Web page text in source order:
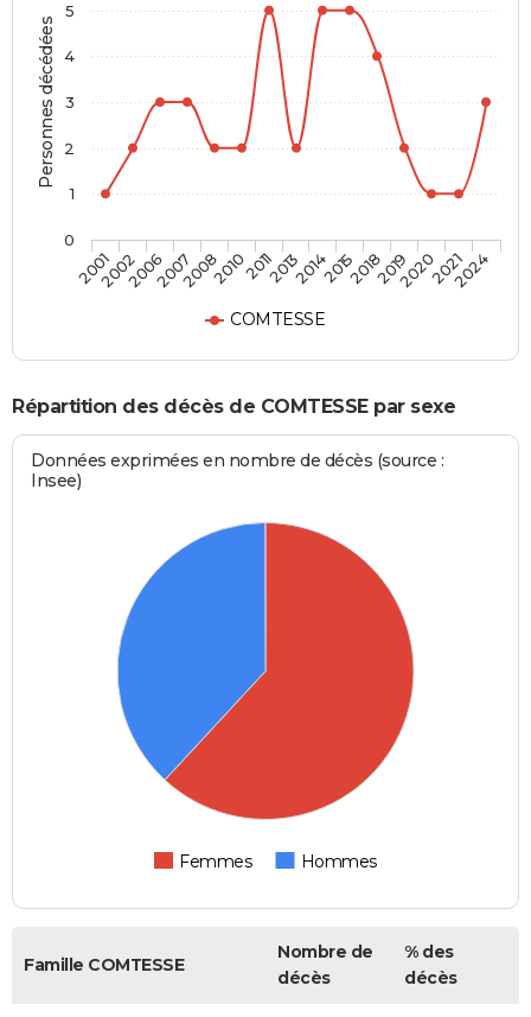
Personnes décédées
COMTESSE
200120022006200720082010201120132014201520182019202020212024
0
1
2
3
4
5
Répartition des décès de COMTESSE par sexe
Données exprimées en nombre de décès (source :
Insee)
Femmes Hommes
Famille COMTESSE
Nombre de
décès
% des
décès